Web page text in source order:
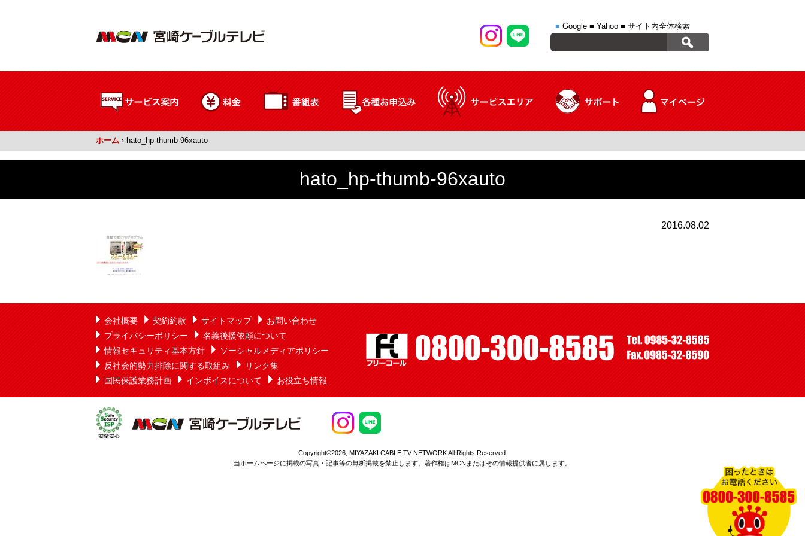
■ Google ■ Yahoo ■ サイト内全体検索
ホーム › hato_hp-thumb-96xauto
hato_hp-thumb-96xauto
2016.08.02
会社概要 契約約款 サイトマップ
お問い合わせ
プライバシーポリシー
名義後援依頼について
情報セキュリティ基本方針
ソーシャルメディアポリシー
反社会的勢力排除に関する取組み
リンク集
国民保護業務計画
インボイスについて お役立ち情報
Copyright©2026, MIYAZAKI CABLE TV NETWORK All Rights Reserved.
当ホームページに掲載の写真・記事等の無断掲載を禁止します。著作権はMCNまたはその情報提供者に属します。